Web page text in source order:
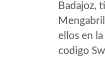
Badajoz,
ellos en
codigo